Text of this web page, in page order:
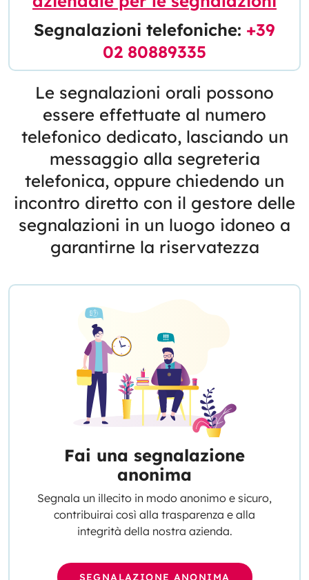
Segnalazioni telefoniche: +39
02 80889335
Le segnalazioni orali possono
essere effettuate al numero
telefonico dedicato, lasciando un
messaggio alla segreteria
telefonica, oppure chiedendo un
incontro diretto con il gestore delle
segnalazioni in un luogo idoneo a
garantirne la riservatezza
Fai una segnalazione
anonima
Segnala un illecito in modo anonimo e sicuro,
contribuirai così alla trasparenza e alla
integrità della nostra azienda.
SEGNALAZIONE ANONIMA